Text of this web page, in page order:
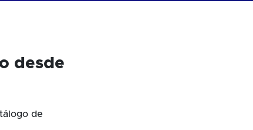
desde
de